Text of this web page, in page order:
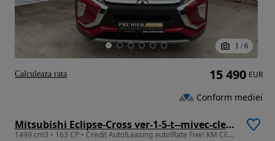
1 / 6
Mitsubishi Eclipse-Cross ver-1-5-t--mivec-cleartec-2wd-activeplus
1499 cm3 • 163 CP • Credit Auto!Leasing auto!Rate Fixe! KM CERTIFICATI!
15 490 EUR
Conform mediei
Calculeaza rata